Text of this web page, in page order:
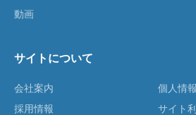
動画
サイトについて
会社案内
採用情報
個人情
サイト